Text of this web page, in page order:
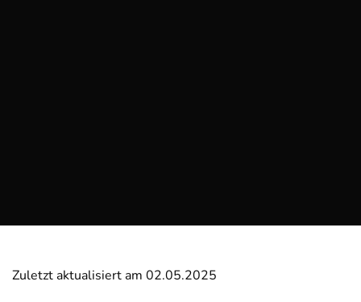
Zuletzt aktualisiert am 02.05.2025